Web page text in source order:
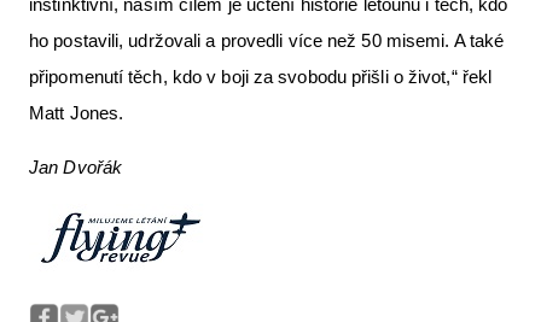
instinktivní, naším cílem je uctění historie letounu i těch, kdo
ho postavili, udržovali a provedli více než 50 misemi. A také
připomenutí těch, kdo v boji za svobodu přišli o život,“ řekl
Matt Jones.
Jan Dvořák